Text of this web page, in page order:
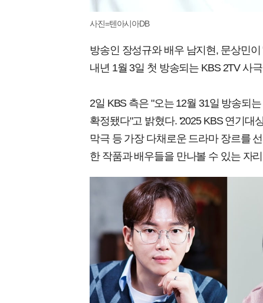
사진=텐아시아DB
방송인 장성규와 배우 남지현, 문상민
내년 1월 3일 첫 방송되는 KBS 2TV 사
2일 KBS 측은 "오는 12월 31일 방송되
확정됐다"고 밝혔다. '2025 KBS 연기대
막극 등 가장 다채로운 드라마 장르를
한 작품과 배우들을 만나볼 수 있는 자